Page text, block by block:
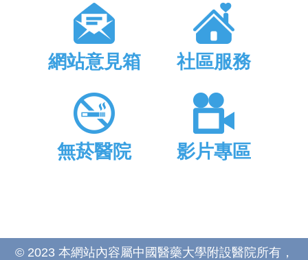
網站意見箱 社區服務
無菸醫院 影片專區
© 2023 本網站內容屬中國醫藥大學附設醫院所有，